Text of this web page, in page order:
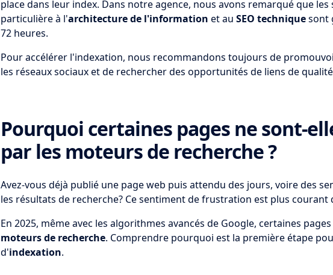
place dans leur index. Dans notre agence, nous avons remarqué que
particulière à l'architecture de l'information et au SEO techniquesont
72 heures.
Pour accélérer l'indexation, nous recommandons toujours de
les réseaux sociaux et de rechercher des opportunités de liens de
Pourquoi certaines pages ne sont-
par les moteurs de recherche ?
Avez-vous déjà publié une page web puis attendu des jours, voire des
les résultats de recherche? Ce sentiment de frustration est plus courant
En 2025, même avec les algorithmes avancés de Google, certaines
moteurs de recherche. Comprendre pourquoi est la première étape
d'indexation.